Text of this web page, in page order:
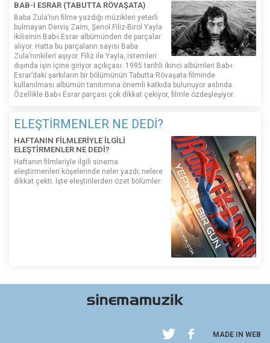
BAB-I ESRAR (TABUTTA RÖVAŞATA)
Baba Zula’nın filme yazdığı müzikleri yeterli
bulmayan Derviş Zaim, Şenol Filiz-Birol Yayla
ikilisinin Bab-ı Esrar albümünden de parçalar
alıyor. Hatta bu parçaların sayısı Baba
Zula’nınkileri aşıyor. Filiz ile Yayla, istemleri
dışında işin içine giriyor açıkçası. 1995 tarihli ikinci albümleri Bab-ı
Esrar’daki şarkıların bir bölümünün Tabutta Rövaşata filminde
kullanılması albümün tanıtımına önemli katkıda bulunuyor aslında.
Özellikle Bab-ı Esrar parçası çok dikkat çekiyor, filmle özdeşleşiyor.
ELEŞTİRMENLER NE DEDİ?
HAFTANIN FİLMLERİYLE İLGİLİ
ELEŞTİRMENLER NE DEDİ?
Haftanın filmleriyle ilgili sinema
eleştirmenleri köşelerinde neler yazdı; nelere
dikkat çekti. İşte eleştirilerden özet bölümler:
MADE IN WEB